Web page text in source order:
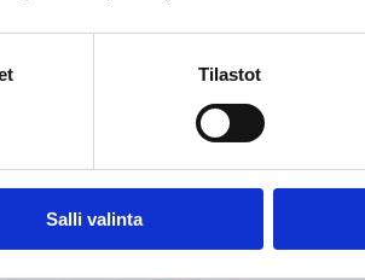
Tilastot
Salli valinta
SEURAAVA